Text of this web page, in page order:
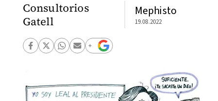
Consultorios
Gatell
Mephisto
19.08.2022